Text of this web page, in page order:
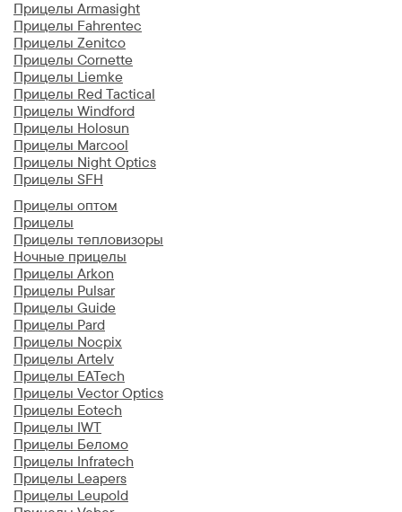
Прицелы Armasight
Прицелы Fahrentec
Прицелы Zenitco
Прицелы Cornette
Прицелы Liemke
Прицелы Red Tactical
Прицелы Windford
Прицелы Holosun
Прицелы Marcool
Прицелы Night Optics
Прицелы SFH
Прицелы оптом
Прицелы
Прицелы тепловизоры
Ночные прицелы
Прицелы Arkon
Прицелы Pulsar
Прицелы Guide
Прицелы Pard
Прицелы Nocpix
Прицелы Artelv
Прицелы EATech
Прицелы Vector Optics
Прицелы Eotech
Прицелы IWT
Прицелы Беломо
Прицелы Infratech
Прицелы Leapers
Прицелы Leupold